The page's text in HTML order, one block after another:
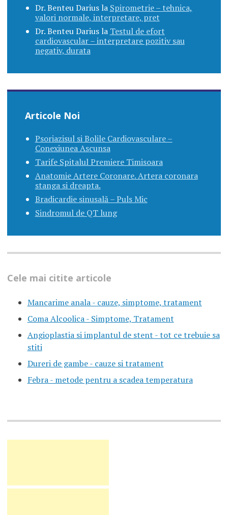
Dr. Benteu Dariusla Spirometrie – tehnica,
valori normale, interpretare, pret
Dr. Benteu Dariusla Testul de efort
cardiovascular – interpretare pozitiv sau
negativ, durata
Articole Noi
Psoriazisul si Bolile Cardiovasculare –
Conexiunea Ascunsa
Tarife Spitalul Premiere Timisoara
Anatomie Artere Coronare. Artera coronara
stanga si dreapta.
Bradicardie sinusală – Puls Mic
Sindromul de QT lung
Cele mai citite articole
Mancarime anala - cauze, simptome, tratament
Coma Alcoolica - Simptome, Tratament
Angioplastia si implantul de stent - tot ce trebuie sa
stiti
Dureri de gambe - cauze si tratament
Febra - metode pentru a scadea temperatura